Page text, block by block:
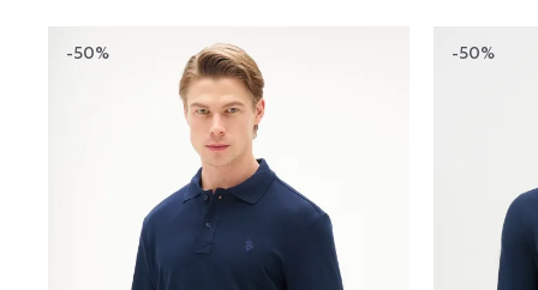
-50% -50%